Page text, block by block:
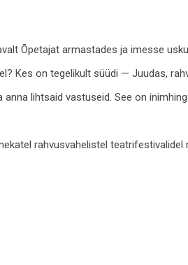
Õpetajat armastades ja imesse
Kes on tegelikult süüdi — Juudas,
lihtsaid vastuseid. See on
rahvusvahelistel teatrifestivalidel